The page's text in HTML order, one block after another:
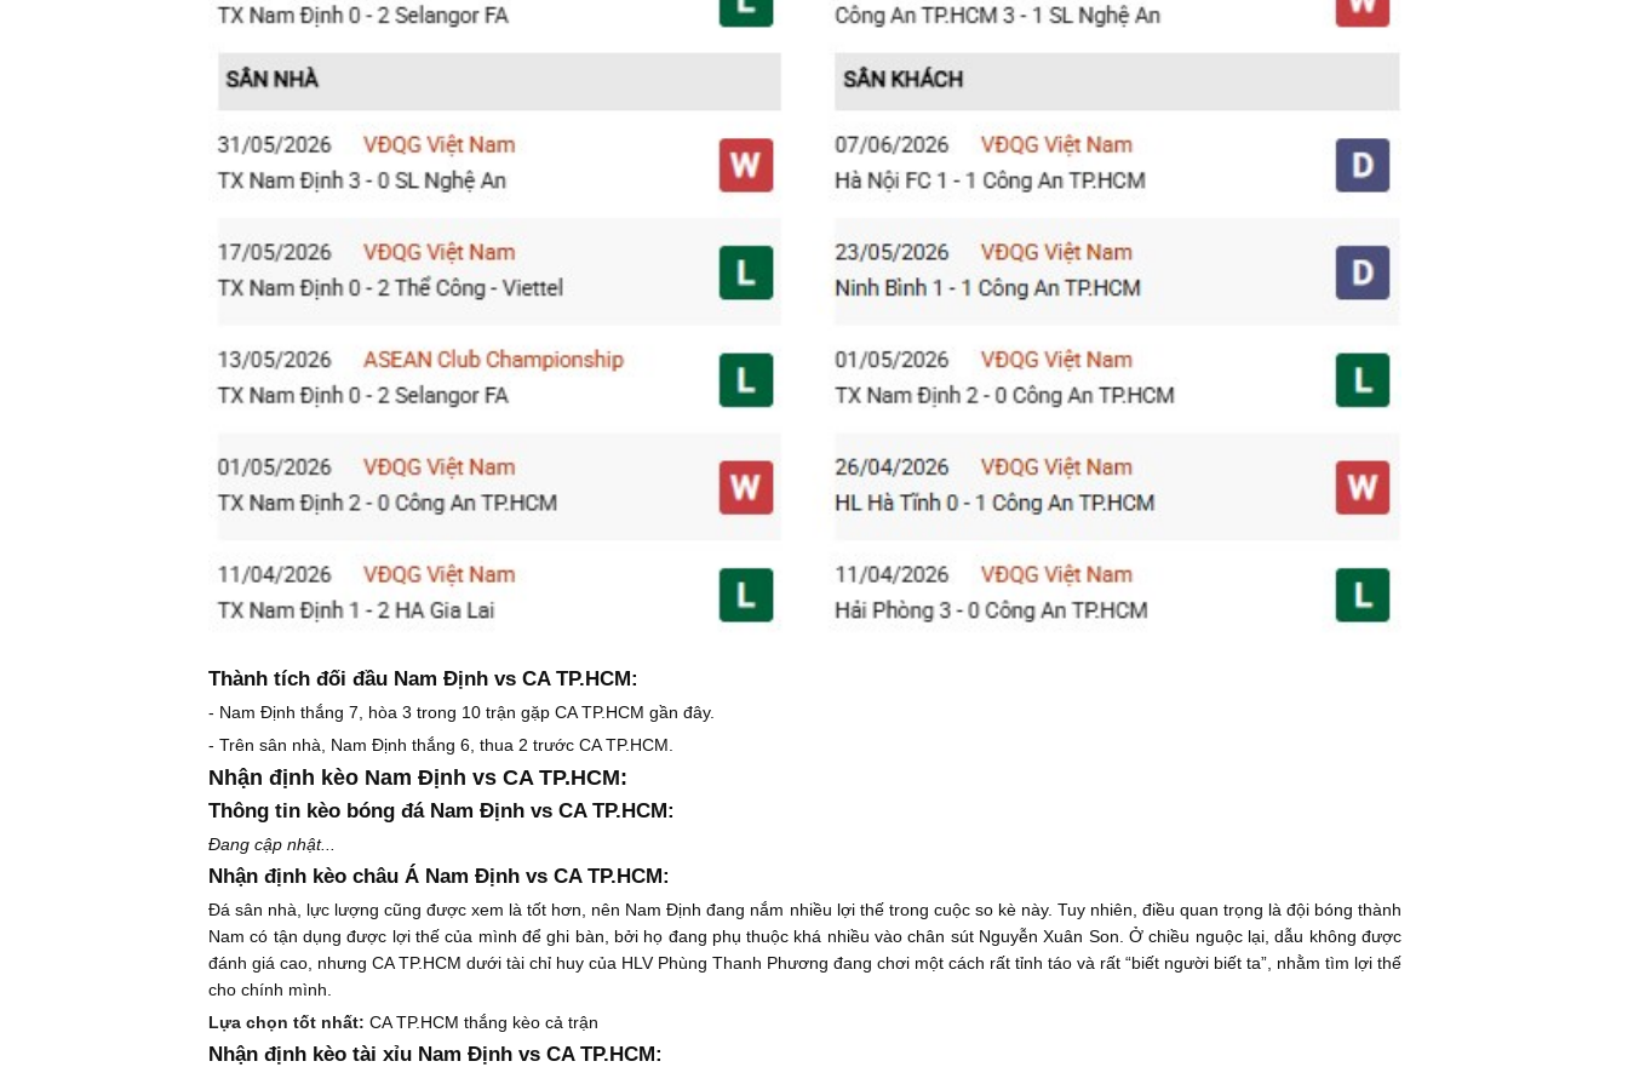
Thành tích đối đầu Nam Định vs CA TP.HCM:
- Nam Định thắng 7, hòa 3 trong 10 trận gặp CA TP.HCM gần đây.
- Trên sân nhà, Nam Định thắng 6, thua 2 trước CA TP.HCM.
Nhận định kèo Nam Định vs CA TP.HCM:
Thông tin kèo bóng đá Nam Định vs CA TP.HCM:
Đang cập nhật...
Nhận định kèo châu Á Nam Định vs CA TP.HCM:
Đá sân nhà, lực lượng cũng được xem là tốt hơn, nên Nam Định đang nắm nhiều lợi thế trong cuộc so kè này. Tuy nhiên, điều quan trọng là đội bóng thành
Nam có tận dụng được lợi thế của mình để ghi bàn, bởi họ đang phụ thuộc khá nhiều vào chân sút Nguyễn Xuân Son. Ở chiều nguộc lại, dẫu không được
đánh giá cao, nhưng CA TP.HCM dưới tài chỉ huy của HLV Phùng Thanh Phương đang chơi một cách rất tỉnh táo và rất “biết người biết ta”, nhằm tìm lợi thế
cho chính mình.
Lựa chọn tốt nhất: CA TP.HCM thắng kèo cả trận
Nhận định kèo tài xỉu Nam Định vs CA TP.HCM: